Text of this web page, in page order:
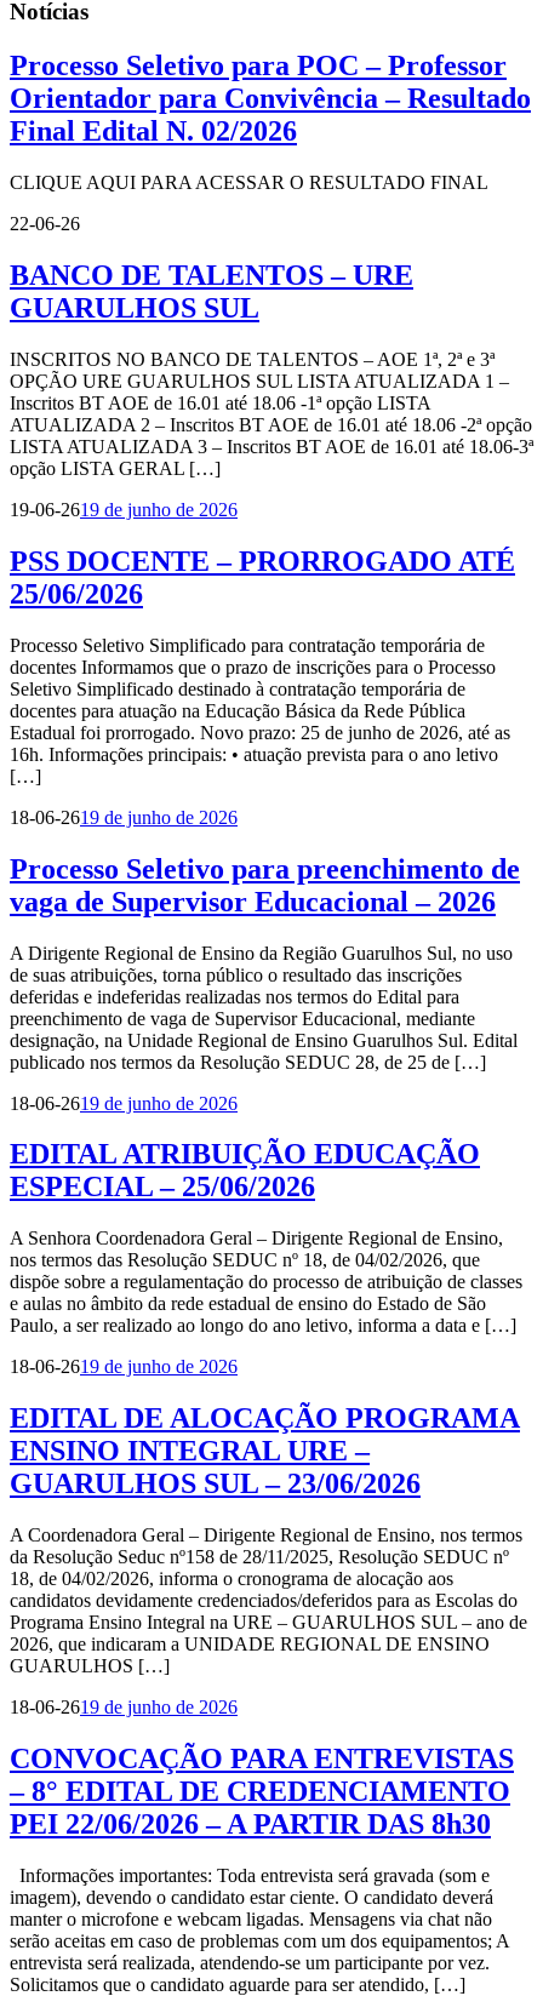
Notícias
Processo Seletivo para POC – Professor
Orientador para Convivência – Resultado
Final Edital N. 02/2026
CLIQUE AQUI PARA ACESSAR O RESULTADO FINAL
22-06-26
BANCO DE TALENTOS – URE
GUARULHOS SUL
INSCRITOS NO BANCO DE TALENTOS – AOE 1ª, 2ª e 3ª
OPÇÃO URE GUARULHOS SUL LISTA ATUALIZADA 1 –
Inscritos BT AOE de 16.01 até 18.06 -1ª opção LISTA
ATUALIZADA 2 – Inscritos BT AOE de 16.01 até 18.06 -2ª opção
LISTA ATUALIZADA 3 – Inscritos BT AOE de 16.01 até 18.06-3ª
opção LISTA GERAL […]
19-06-2619 de junho de 2026
PSS DOCENTE – PRORROGADO ATÉ
25/06/2026
Processo Seletivo Simplificado para contratação temporária de
docentes Informamos que o prazo de inscrições para o Processo
Seletivo Simplificado destinado à contratação temporária de
docentes para atuação na Educação Básica da Rede Pública
Estadual foi prorrogado. Novo prazo: 25 de junho de 2026, até as
16h. Informações principais: • atuação prevista para o ano letivo
[…]
18-06-2619 de junho de 2026
Processo Seletivo para preenchimento de
vaga de Supervisor Educacional – 2026
A Dirigente Regional de Ensino da Região Guarulhos Sul, no uso
de suas atribuições, torna público o resultado das inscrições
deferidas e indeferidas realizadas nos termos do Edital para
preenchimento de vaga de Supervisor Educacional, mediante
designação, na Unidade Regional de Ensino Guarulhos Sul. Edital
publicado nos termos da Resolução SEDUC 28, de 25 de […]
18-06-2619 de junho de 2026
EDITAL ATRIBUIÇÃO EDUCAÇÃO
ESPECIAL – 25/06/2026
A Senhora Coordenadora Geral – Dirigente Regional de Ensino,
nos termos das Resolução SEDUC nº 18, de 04/02/2026, que
dispõe sobre a regulamentação do processo de atribuição de classes
e aulas no âmbito da rede estadual de ensino do Estado de São
Paulo, a ser realizado ao longo do ano letivo, informa a data e […]
18-06-2619 de junho de 2026
EDITAL DE ALOCAÇÃO PROGRAMA
ENSINO INTEGRAL URE –
GUARULHOS SUL – 23/06/2026
A Coordenadora Geral – Dirigente Regional de Ensino, nos termos
da Resolução Seduc nº158 de 28/11/2025, Resolução SEDUC nº
18, de 04/02/2026, informa o cronograma de alocação aos
candidatos devidamente credenciados/deferidos para as Escolas do
Programa Ensino Integral na URE – GUARULHOS SUL – ano de
2026, que indicaram a UNIDADE REGIONAL DE ENSINO
GUARULHOS […]
18-06-2619 de junho de 2026
CONVOCAÇÃO PARA ENTREVISTAS
– 8° EDITAL DE CREDENCIAMENTO
PEI 22/06/2026 – A PARTIR DAS 8h30
Informações importantes: Toda entrevista será gravada (som e
imagem), devendo o candidato estar ciente. O candidato deverá
manter o microfone e webcam ligadas. Mensagens via chat não
serão aceitas em caso de problemas com um dos equipamentos; A
entrevista será realizada, atendendo-se um participante por vez.
Solicitamos que o candidato aguarde para ser atendido, […]